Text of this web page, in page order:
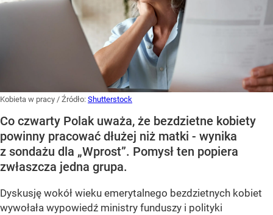
Kobieta w pracy / Źródło: Shutterstock
Co czwarty Polak uważa, że bezdzietne kobiety
powinny pracować dłużej niż matki - wynika
z sondażu dla „Wprost”. Pomysł ten popiera
zwłaszcza jedna grupa.
Dyskusję wokół wieku emerytalnego bezdzietnych kobiet
wywołała wypowiedź ministry funduszy i polityki